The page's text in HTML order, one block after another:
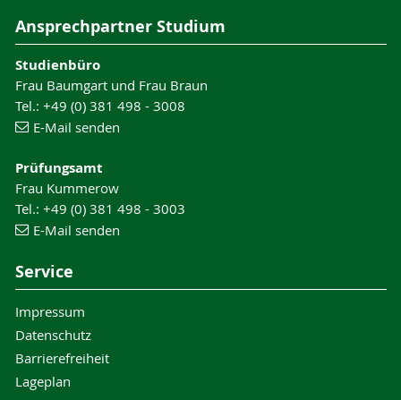
Ansprechpartner Studium
Studienbüro
Frau Baumgart und Frau Braun
Tel.: +49 (0) 381 498 - 3008
E-Mail senden
Prüfungsamt
Frau Kummerow
Tel.: +49 (0) 381 498 - 3003
E-Mail senden
Service
Impressum
Datenschutz
Barrierefreiheit
Lageplan